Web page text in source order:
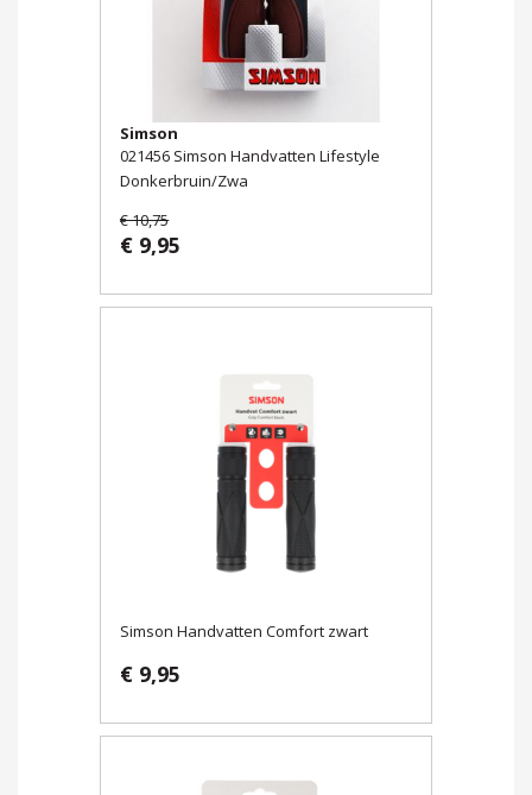
Simson
021456 Simson Handvatten Lifestyle
Donkerbruin/Zwa
€ 10,75
€ 9,95
Simson Handvatten Comfort zwart
€ 9,95